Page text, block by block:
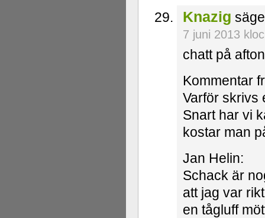
Knazig
7 juni 2013
chatt på
Kommentar
Varför skrivs
Snart har vi
kostar man
Jan Helin:
Schack är
att jag var
en tågluff